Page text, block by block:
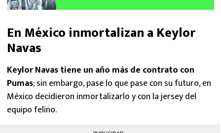
En México inmortalizan a Keylor
Navas
Keylor Navas tiene un año más de contrato con
Pumas; sin embargo, pase lo que pase con su futuro, en
México decidieron inmortalizarlo y con la jersey del
equipo felino.